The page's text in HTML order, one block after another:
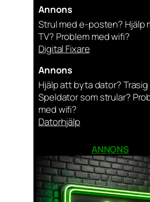
Annons
Strul med e-posten? Hjälp
TV? Problem med wifi?
Digital Fixare
Annons
Hjälp att byta dator?
Speldator som strular?
med wifi?
Datorhjälp
ANNONS